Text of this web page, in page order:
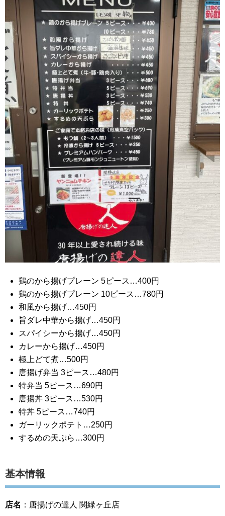
鶏のから揚げプレーン 5ピース…400円
鶏のから揚げプレーン 10ピース…780円
和風から揚げ…450円
旨ダレ中華から揚げ…450円
スパイシーから揚げ…450円
カレーから揚げ…450円
極上どて煮…500円
唐揚げ弁当 3ピース…480円
特弁当 5ピース…690円
唐揚丼 3ピース…530円
特丼 5ピース…740円
ガーリックポテト…250円
するめの天ぷら…300円
基本情報
店名 ：唐揚げの達人 関緑ヶ丘店